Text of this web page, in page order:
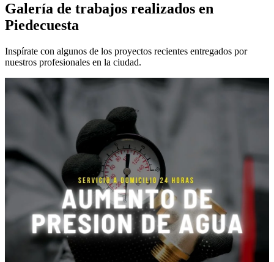
Galería de trabajos realizados en
Piedecuesta
Inspírate con algunos de los proyectos recientes entregados por
nuestros profesionales en la ciudad.